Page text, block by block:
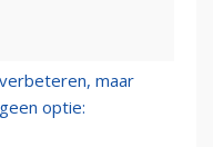
maar
optie: